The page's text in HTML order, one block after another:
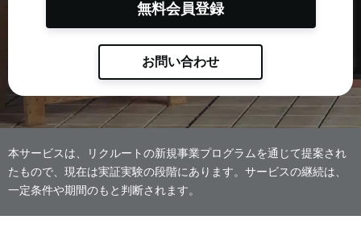
無料会員登録
お問い合わせ
本サービスは、リクルートの新規事業プログラムを通じて提案され
たもので、現在は実証実験の段階にあります。サービスの継続は、
一定条件や期間のもと判断されます。